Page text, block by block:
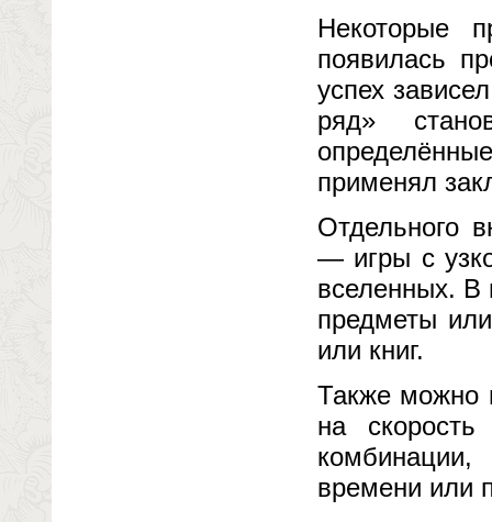
Некоторые
появилась
успех
ряд»
применял
Отдельного
— игры с
вселенных. В
предметы
или книг.
Также можно
на
времени или